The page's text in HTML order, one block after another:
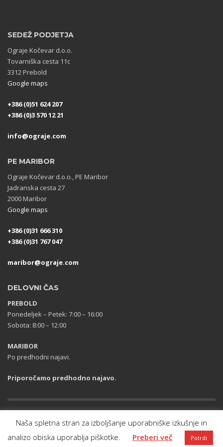
SEDEŽ PODJETJA
Ograje Kočevar d.o.o.
Tovarniška cesta 11c
3312 Prebold
Google maps
+386 (0)51 624 207
+386 (0)3 570 12 21
info@ograje.com
PE MARIBOR
Ograje Kočevar d.o.o., PE Maribor
Jadranska cesta 27
2000 Maribor
Google maps
+386 (0)31 666 310
+386 (0)31 767 047
maribor@ograje.com
DELOVNI ČAS
PREBOLD
Ponedeljek – Petek: 7:00 – 16:00
Sobota: 8:00 – 12:00
MARIBOR
Po predhodni najavi.
Priporočamo predhodno najavo.
GARANCIJA KAKOVOSTI
DRUŽBENA ODGOVORNOST
POGOSTA VPRAŠANJA
PRAVNO OBVESTILO
Naša spletna stran za izboljšanje uporabniške izkušnje in
analizo obiska uporablja piškotke.
Preberi več Potrdi